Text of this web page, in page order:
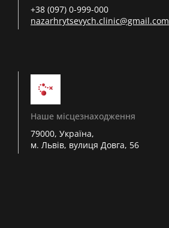
+38 (097) 0-999-000
nazarhrytsevych.clinic@gmail.com
Наше місцезнаходження
79000, Україна,
м. Львів, вулиця Довга, 56